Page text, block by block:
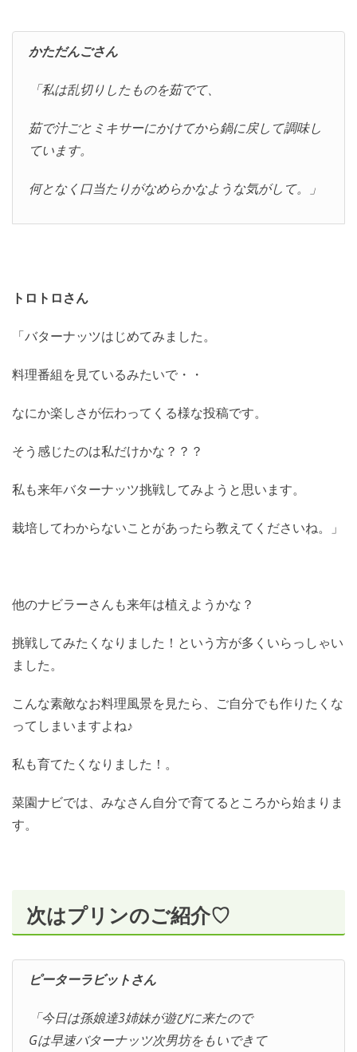
かただんごさん
「私は乱切りしたものを茹でて、
茹で汁ごとミキサーにかけてから鍋に戻して調味し
ています。
何となく口当たりがなめらかなような気がして。」
トロトロさん
「バターナッツはじめてみました。
料理番組を見ているみたいで・・
なにか楽しさが伝わってくる様な投稿です。
そう感じたのは私だけかな？？？
私も来年バターナッツ挑戦してみようと思います。
栽培してわからないことがあったら教えてくださいね。」
他のナビラーさんも来年は植えようかな？
挑戦してみたくなりました！という方が多くいらっしゃい
ました。
こんな素敵なお料理風景を見たら、ご自分でも作りたくな
ってしまいますよね♪
私も育てたくなりました！。
菜園ナビでは、みなさん自分で育てるところから始まりま
す。
次はプリンのご紹介♡
ピーターラビットさん
「今日は孫娘達3姉妹が遊びに来たので
Gは早速バターナッツ次男坊をもいできて